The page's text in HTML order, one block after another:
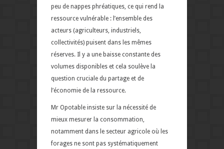
peu de nappes phréatiques, ce qui rend la
ressource vulnérable : l’ensemble des
acteurs (agriculteurs, industriels,
collectivités) puisent dans les mêmes
réserves. Il y a une baisse constante des
volumes disponibles et cela soulève la
question cruciale du partage et de
l’économie de la ressource.
Mr Opotable insiste sur la nécessité de
mieux mesurer la consommation,
notamment dans le secteur agricole où les
forages ne sont pas systématiquement